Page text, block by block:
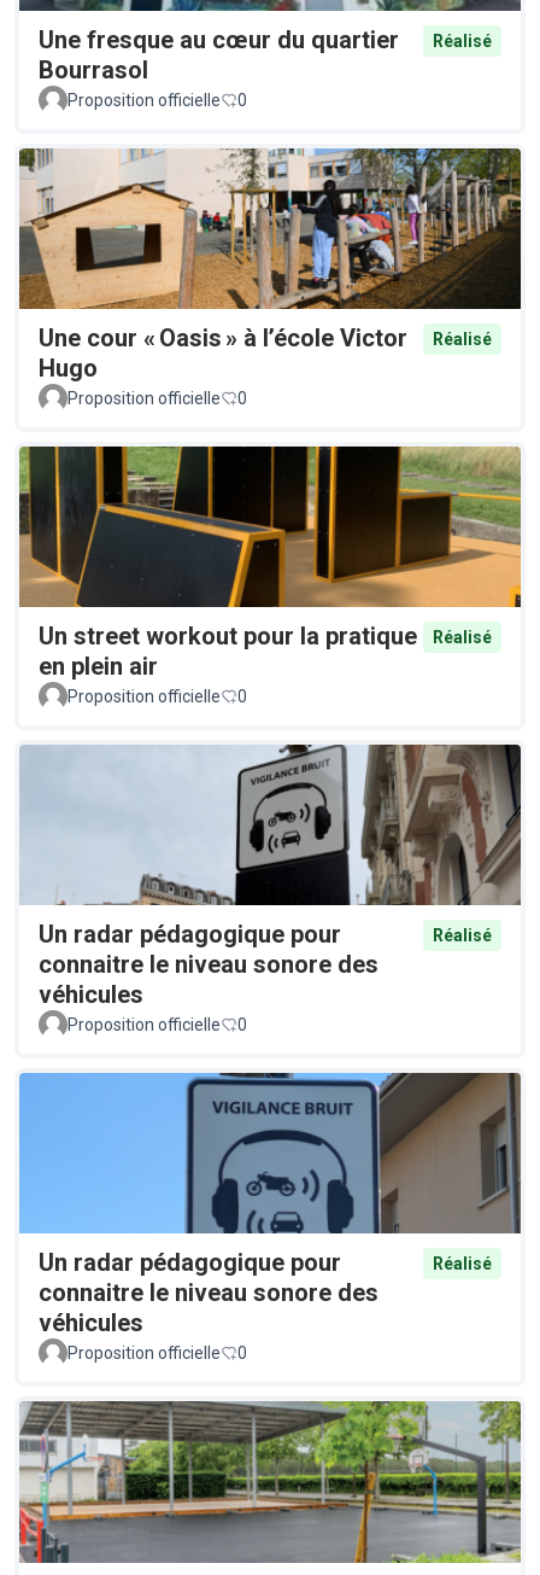
Une fresque au cœur du quartier
Bourrasol
Réalisé
Proposition officielle 0
Une cour « Oasis » à l’école Victor
Hugo
Réalisé
Proposition officielle 0
Un street workout pour la pratique
en plein air
Réalisé
Proposition officielle 0
Un radar pédagogique pour
connaitre le niveau sonore des
véhicules
Réalisé
Proposition officielle 0
Un radar pédagogique pour
connaitre le niveau sonore des
véhicules
Réalisé
Proposition officielle 0